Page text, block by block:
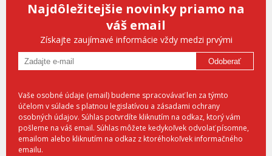
Najdôležitejšie novinky priamo na
váš email
Získajte zaujímavé informácie vždy medzi prvými
Odoberať
Vaše osobné údaje (email) budeme spracovávať len za týmto
účelom v súlade s platnou legislatívou a zásadami ochrany
osobných údajov. Súhlas potvrdíte kliknutím na odkaz, ktorý vám
pošleme na váš email. Súhlas môžete kedykoľvek odvolať písomne,
emailom alebo kliknutím na odkaz z ktoréhokoľvek informačného
emailu.